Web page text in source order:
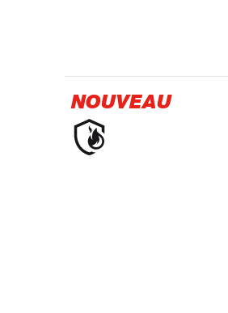
NOUVEAU